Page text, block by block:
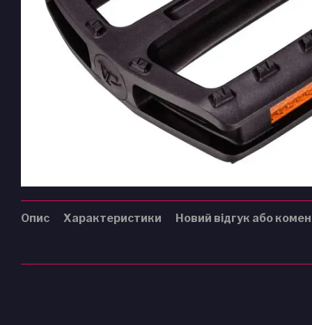
Опис Характеристики Новий відгук або